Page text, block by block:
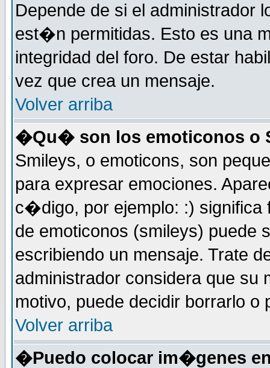
Depende de si el
est�n permitidas. Esto es una
integridad del foro. De estar
vez que crea un mensaje.
Volver arriba
�Qu� son los emoticonos o
Smileys, o emoticons, son
para expresar emociones.
c�digo, por ejemplo: :) significa
de emoticonos (smileys)
escribiendo un mensaje. Trate
administrador considera que su
motivo, puede decidir borrarlo o
Volver arriba
�Puedo colocar im�genes